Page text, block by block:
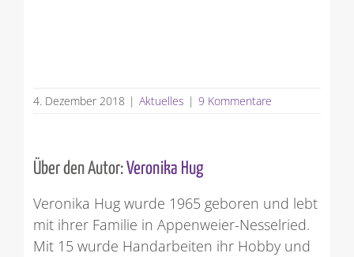
4. Dezember 2018 | Aktuelles | 9 Kommentare
Über den Autor:Veronika Hug
Veronika Hug wurde 1965 geboren und lebt
mit ihrer Familie in Appenweier-Nesselried.
Mit 15 wurde Handarbeiten ihr Hobby und